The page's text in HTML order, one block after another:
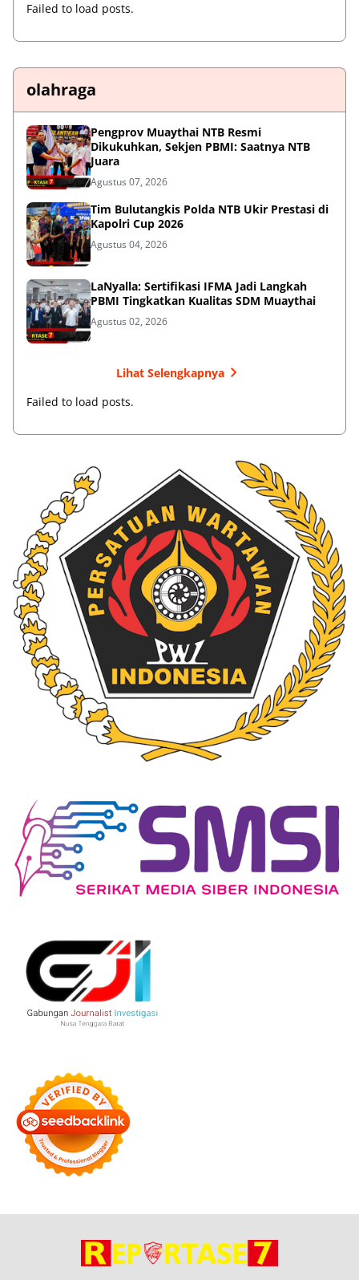
Failed to load posts.
olahraga
Pengprov Muaythai NTB Resmi
Dikukuhkan, Sekjen PBMI: Saatnya NTB
Juara
Agustus 07, 2026
Tim Bulutangkis Polda NTB Ukir Prestasi di
Kapolri Cup 2026
Agustus 04, 2026
LaNyalla: Sertifikasi IFMA Jadi Langkah
PBMI Tingkatkan Kualitas SDM Muaythai
Agustus 02, 2026
Lihat Selengkapnya
Failed to load posts.